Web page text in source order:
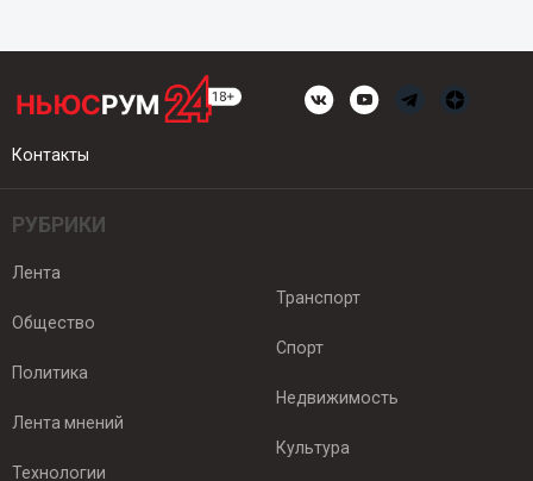
Контакты
РУБРИКИ
Лента
Общество
Политика
Лента мнений
Технологии
Транспорт
Спорт
Недвижимость
Культура